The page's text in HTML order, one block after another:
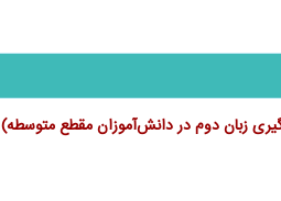
زبان دوم در دانش‌آموزان مقطع متوسطه)